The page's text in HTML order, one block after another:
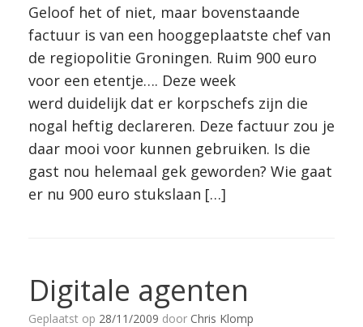
Geloof het of niet, maar bovenstaande
factuur is van een hooggeplaatste chef van
de regiopolitie Groningen. Ruim 900 euro
voor een etentje…. Deze week
werd duidelijk dat er korpschefs zijn die
nogal heftig declareren. Deze factuur zou je
daar mooi voor kunnen gebruiken. Is die
gast nou helemaal gek geworden? Wie gaat
er nu 900 euro stukslaan […]
Digitale agenten
Geplaatst op 28/11/2009 door Chris Klomp